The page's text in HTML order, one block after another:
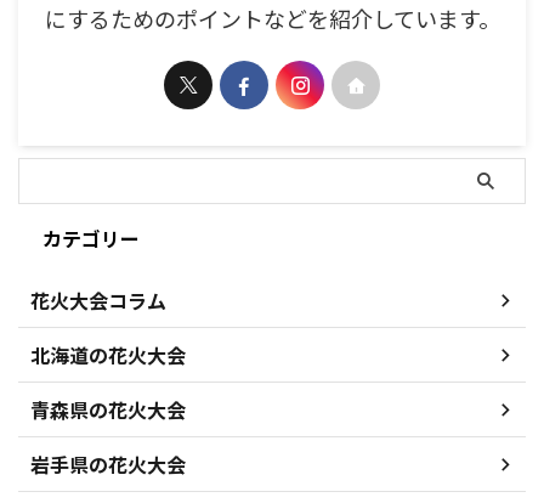
にするためのポイントなどを紹介しています。
カテゴリー
花火大会コラム
北海道の花火大会
青森県の花火大会
岩手県の花火大会